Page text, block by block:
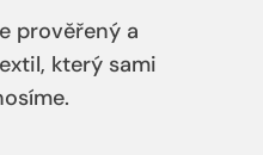
prověřený a
který sami